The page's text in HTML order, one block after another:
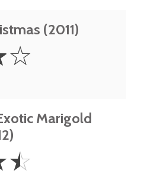
(2011)
☆
Marigold
☆